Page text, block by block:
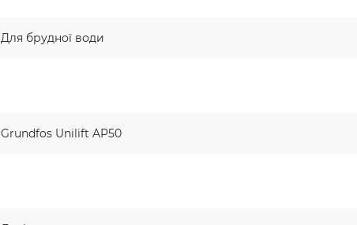
Для брудної води
Grundfos Unilift AP50